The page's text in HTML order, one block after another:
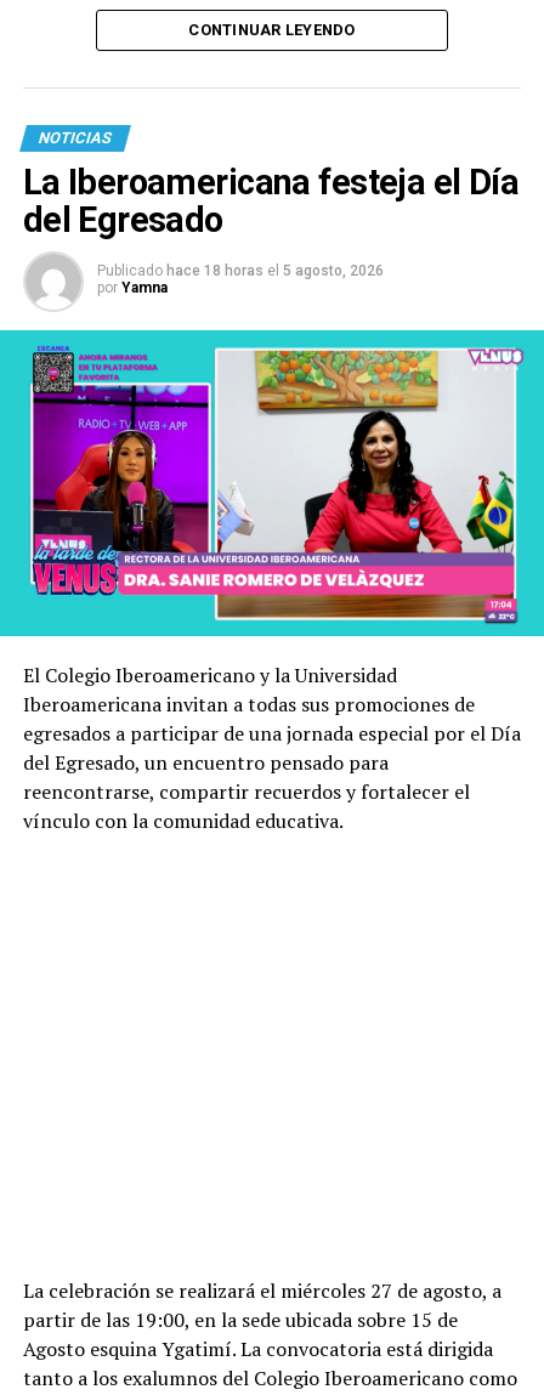
CONTINUAR LEYENDO
NOTICIAS
La Iberoamericana festeja el Día
del Egresado
Publicado hace 18 horas el 5 agosto, 2026
por Yamna
El Colegio Iberoamericano y la Universidad
Iberoamericana invitan a todas sus promociones de
egresados a participar de una jornada especial por el Día
del Egresado, un encuentro pensado para
reencontrarse, compartir recuerdos y fortalecer el
vínculo con la comunidad educativa.
La celebración se realizará el miércoles 27 de agosto, a
partir de las 19:00, en la sede ubicada sobre 15 de
Agosto esquina Ygatimí. La convocatoria está dirigida
tanto a los exalumnos del Colegio Iberoamericano como